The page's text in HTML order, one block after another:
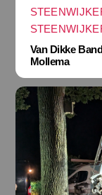
Van Dikke
Mollema